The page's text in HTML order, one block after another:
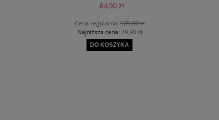
84,90 zł
Cena regularna:129,90 zł
Najniższa cena: 79,90 zł
DO KOSZYKA